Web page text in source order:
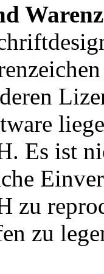
Es ist
zu
zu